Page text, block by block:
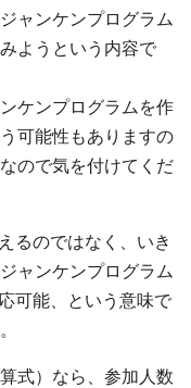
ャンケンプログラム
ようという内容で
ケンプログラムを作
可能性もありますの
ので気を付けてくだ
るのではなく、いき
ャンケンプログラム
可能、という意味で
式）なら、参加人数